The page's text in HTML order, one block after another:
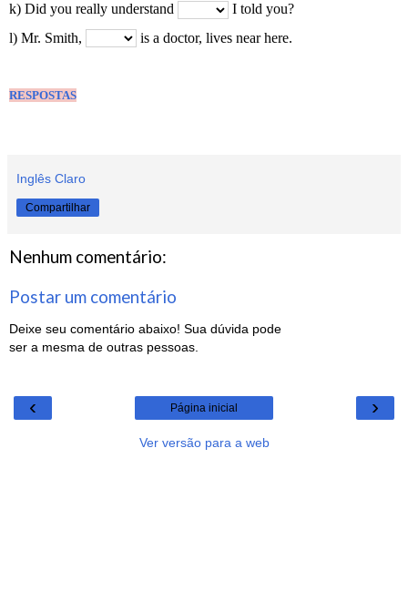
k) Did you really understand
I told you?
l) Mr. Smith,
is a doctor, lives near here.
RESPOSTAS
Inglês Claro
Compartilhar
Nenhum comentário:
Postar um comentário
Deixe seu comentário abaixo! Sua dúvida pode
ser a mesma de outras pessoas.
‹ ›
Página inicial
Ver versão para a web